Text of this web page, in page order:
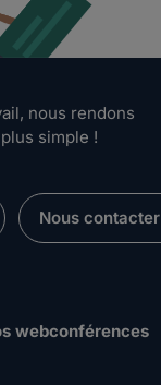
nous rendons
simple !
Nous contacter
webconférences